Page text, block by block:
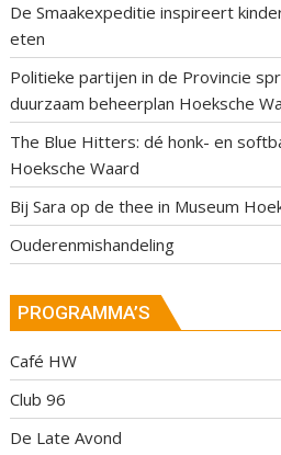
De Smaakexpeditie inspireert
eten
Politieke partijen in de Provincie
duurzaam beheerplan Hoeksche
The Blue Hitters: dé honk- en
Hoeksche Waard
Bij Sara op de thee in Museum
Ouderenmishandeling
PROGRAMMA’S
Café HW
Club 96
De Late Avond